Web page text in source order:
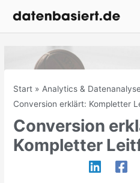
Inhalt
Start
Analytics &
Conversion erklärt: Kompletter
Conversion
Kompletter